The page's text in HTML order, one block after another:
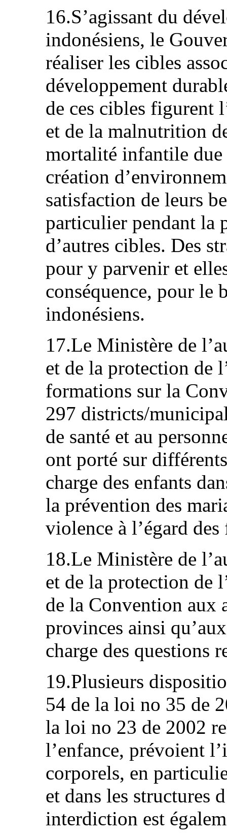
16.S’agissant du
indonésiens, le
réaliser les cibles
développement
de ces cibles figurent
et de la malnutrition
mortalité infantile due
création
satisfaction de leurs
particulier pendant la
d’autres cibles. Des
pour y parvenir et
conséquence, pour le
indonésiens.
17.Le Ministère de
et de la protection de
formations sur la
297 districts/
de santé et au
ont porté sur
charge des enfants
la prévention des
violence à l’égard
18.Le Ministère de
et de la protection de
de la Convention aux
provinces ainsi
charge des questions
19.Plusieurs
54 de la loi no 35 de
la loi no 23 de 2002
l’enfance, prévoient
corporels, en
et dans les structures
interdiction est